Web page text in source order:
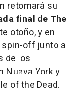
retomará su
final de The
otoño, y en
spin-off junto a
de los
Nueva York y
of the Dead.